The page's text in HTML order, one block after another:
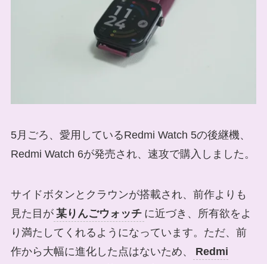
5月ごろ、愛用しているRedmi Watch 5の後継機、
Redmi Watch 6が発売され、速攻で購入しました。
サイドボタンとクラウンが搭載され、前作よりも
見た目が 某りんごウォッチ に近づき、所有欲をよ
り満たしてくれるようになっています。ただ、前
作から大幅に進化した点はないため、
Redmi